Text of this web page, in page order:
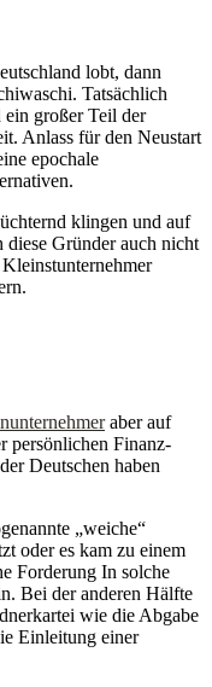
lobt, dann
Tatsächlich
ein großer Teil der
Anlass für den Neustart
epochale
klingen und auf
Gründer auch nicht
aber auf
persönlichen Finanz-
Deutschen haben
„weiche“
oder es kam zu einem
Forderung In solche
Bei der anderen Hälfte
wie die Abgabe
Einleitung einer